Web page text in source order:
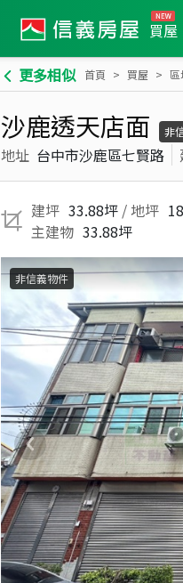
買屋
更多相似 首頁 買屋 區
沙鹿透天店面 非
地址 台中市沙鹿區七賢路
建坪 33.88坪 / 地坪
主建物 33.88坪
非信義物件